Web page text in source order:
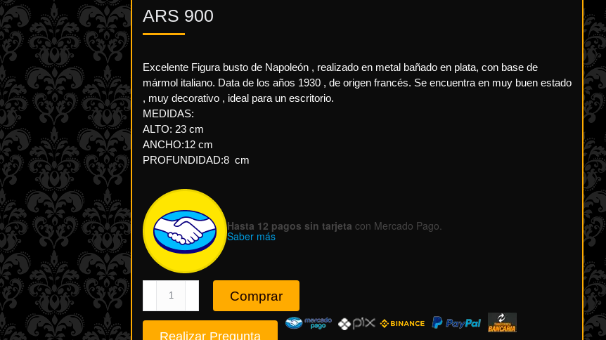
ARS 900
Excelente Figura busto de Napoleón , realizado en metal bañado en plata, con base de
mármol italiano. Data de los años 1930 , de origen francés. Se encuentra en muy buen estado
, muy decorativo , ideal para un escritorio.
MEDIDAS:
ALTO: 23 cm
ANCHO:12 cm
PROFUNDIDAD:8 cm
Hasta 12 pagos sin tarjeta con Mercado Pago.
Saber más
Napoleón
1930
Comprar